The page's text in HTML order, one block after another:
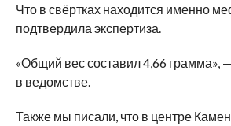
Что в свёртках находится именно
подтвердила экспертиза.
«Общий вес составил 4,66 грамма»,
в ведомстве.
Также мы писали, что в центре